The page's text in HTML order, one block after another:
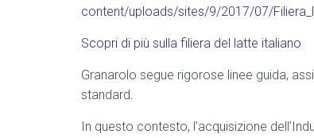
content/uploads/sites/9/2017/07/
Scopri di più sulla filiera del latte italiano
Granarolo segue rigorose linee guida,
standard.
In questo contesto, l’acquisizione